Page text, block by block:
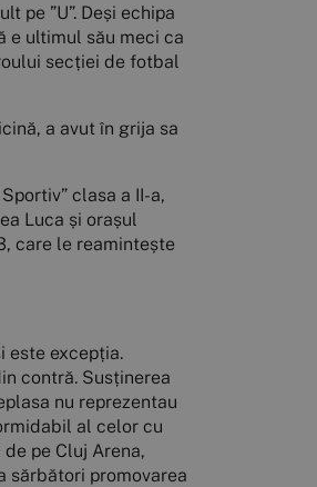
pe ”U”. Deși echipa
e ultimul său meci ca
secției de fotbal
a avut în grija sa
clasa a II-a,
Luca și orașul
care le reamintește
este excepția.
contră. Susținerea
nu reprezentau
al celor cu
pe Cluj Arena,
sărbători promovarea